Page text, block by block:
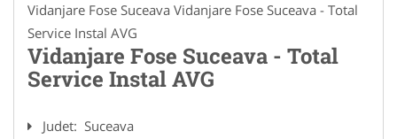
Vidanjare Fose Suceava Vidanjare Fose Suceava - Total
Service Instal AVG
Vidanjare Fose Suceava - Total
Service Instal AVG
Judet: Suceava